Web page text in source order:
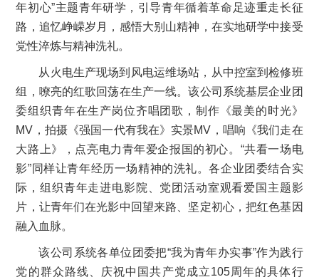
年初心”主题青年研学，引导青年循着革命足迹重走长征
路，追忆峥嵘岁月，感悟大别山精神，在实地研学中接受
党性淬炼与精神洗礼。
从火电生产现场到风电运维场站，从中控室到检修班
组，嘹亮的红歌回荡在生产一线。该公司系统基层企业团
委组织青年在生产岗位齐唱团歌，制作《最美的时光》
MV，拍摄《强国一代有我在》实景MV，唱响《我们走在
大路上》，点亮电力青年爱企报国的初心。“共看一场电
影”同样让青年经历一场精神的洗礼。各企业团委结合实
际，组织青年走进电影院、党团活动室观看爱国主题影
片，让青年们在光影中回望来路、坚定初心，把红色基因
融入血脉。
该公司系统各单位团委把“我为青年办实事”作为践行
党的群众路线、庆祝中国共产党成立105周年的具体行